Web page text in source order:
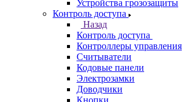
Устройства грозозащиты
Контроль доступа
Назад
Контроль доступа
Контроллеры управления
Считыватели
Кодовые панели
Электрозамки
Доводчики
Кнопки